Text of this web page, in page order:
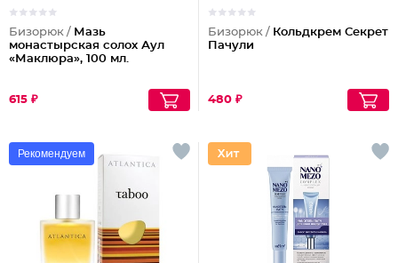
Бизорюк / Мазь
монастырская солох Аул
«Маклюра», 100 мл.
615 ₽
Бизорюк / Кольдкрем Секрет
Пачули
480 ₽
Рекомендуем